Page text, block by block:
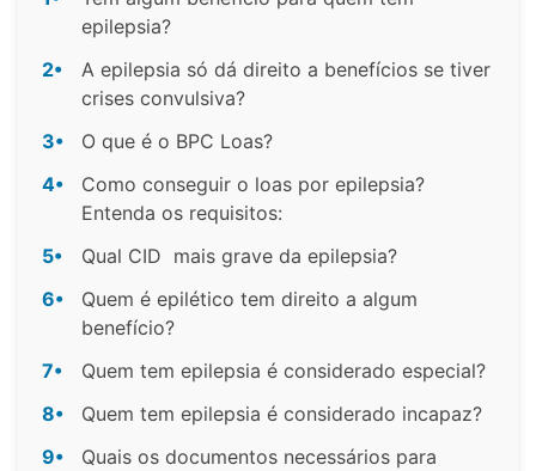
epilepsia?
2•
A epilepsia só dá direito a benefícios se tiver
crises convulsiva?
3•
O que é o BPC Loas?
4•
Como conseguir o loas por epilepsia?
Entenda os requisitos:
5•
Qual CID mais grave da epilepsia?
6•
Quem é epilético tem direito a algum
benefício?
7•
Quem tem epilepsia é considerado especial?
8•
Quem tem epilepsia é considerado incapaz?
9•
Quais os documentos necessários para